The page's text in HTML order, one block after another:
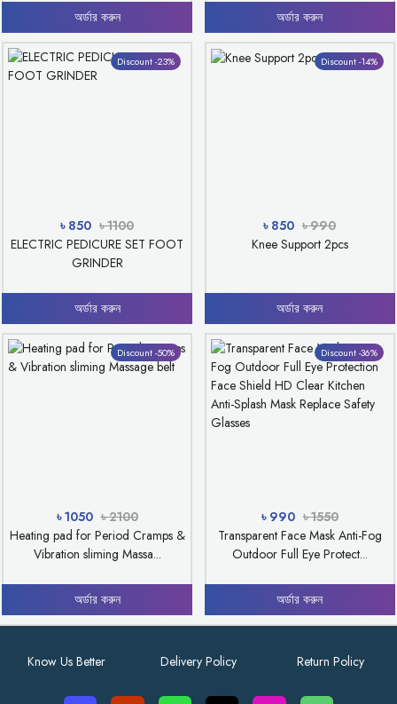
অর্ডার করুন
অর্ডার করুন
Discount -23%
৳ 850 ৳ 1100
ELECTRIC PEDICURE SET FOOT
GRINDER
অর্ডার করুন
Discount -14%
৳ 850 ৳ 990
Knee Support 2pcs
অর্ডার করুন
Discount -50%
৳ 1050 ৳ 2100
Heating pad for Period Cramps &
Vibration sliming Massa...
অর্ডার করুন
Discount -36%
৳ 990 ৳ 1550
Transparent Face Mask Anti-Fog
Outdoor Full Eye Protect...
অর্ডার করুন
Know Us Better Delivery Policy Return Policy